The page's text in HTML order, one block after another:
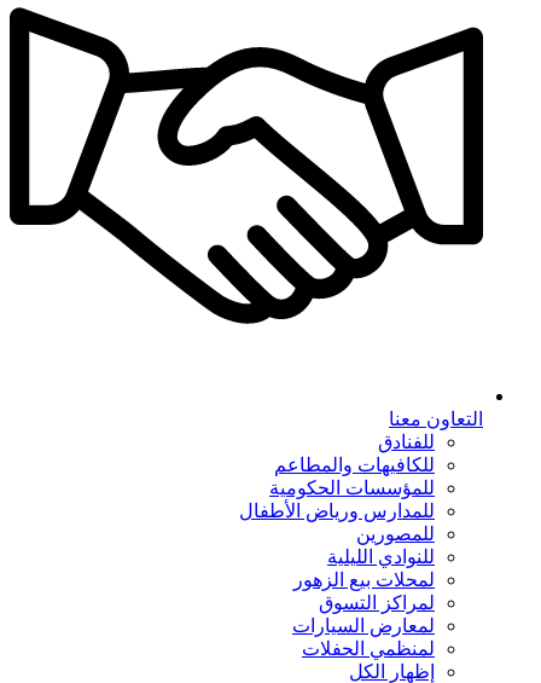
التعاون معنا
للفنادق
للكافيهات والمطاعم
للمؤسسات الحكومية
للمدارس ورياض الأطفال
للمصورين
للنوادي الليلية
لمحلات بيع الزهور
لمراكز التسوق
لمعارض السيارات
لمنظمي الحفلات
إظهار الكل